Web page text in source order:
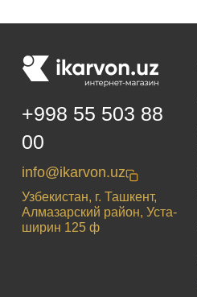
+998 55 503 88
00
info@ikarvon.uz
Узбекистан, г. Ташкент,
Алмазарский район, Уста-
ширин 125 ф